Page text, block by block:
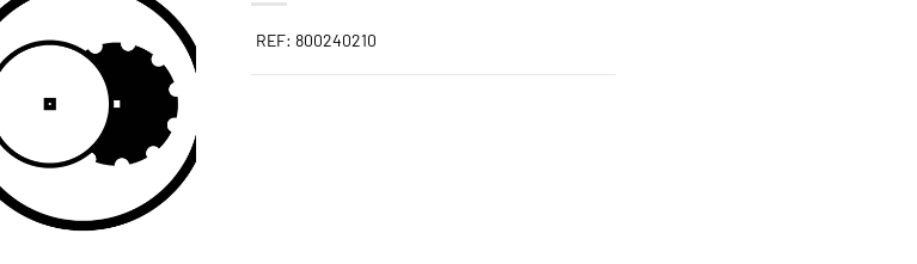
REF: 800240210